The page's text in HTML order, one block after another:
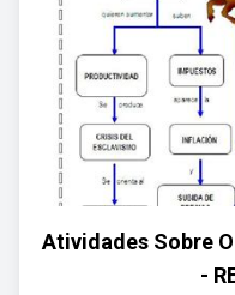
Atividades Sobre
-